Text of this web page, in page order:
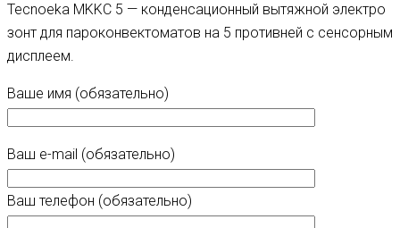
Tecnoeka MKKC 5 — конденсационный вытяжной электро
зонт для пароконвектоматов на 5 противней с сенсорным
дисплеем.
Ваше имя (обязательно)
Ваш e-mail (обязательно)
Ваш телефон (обязательно)